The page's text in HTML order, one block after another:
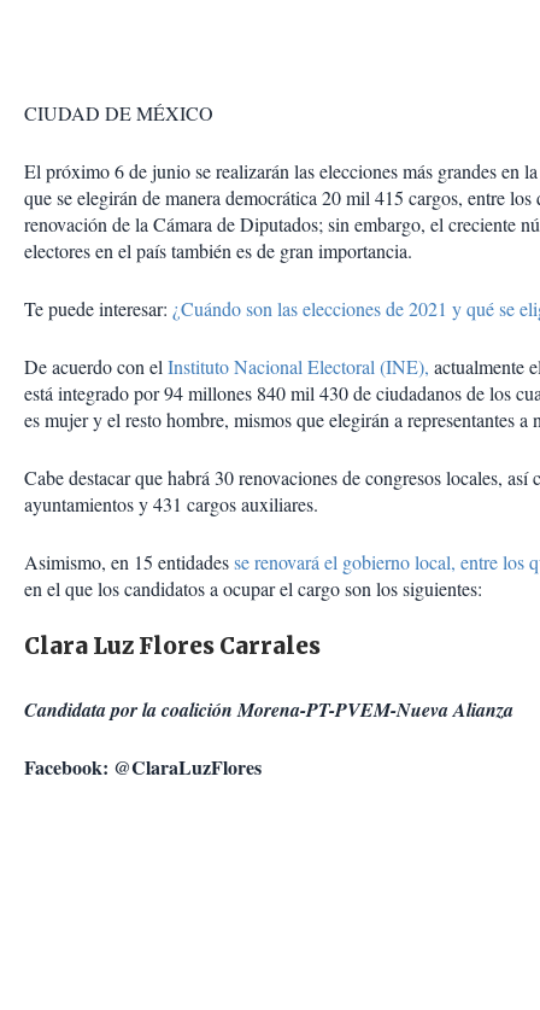
CIUDAD DE MÉXICO
El próximo 6 de junio se realizarán las elecciones más grandes en
que se elegirán de manera democrática 20 mil 415 cargos, entre los
renovación de la Cámara de Diputados; sin embargo, el creciente
electores en el país también es de gran importancia.
Te puede interesar: ¿Cuándo son las elecciones de 2021 y qué se
De acuerdo con elInstituto Nacional Electoral (INE), actualmente
está integrado por 94 millones 840 mil 430 de ciudadanos de los
es mujer y el resto hombre, mismos que elegirán a representantes
Cabe destacar que habrá 30 renovaciones de congresos locales,
ayuntamientos y 431 cargos auxiliares.
Asimismo, en 15 entidadesse renovará el gobierno local, entre los
en el que los candidatos a ocupar el cargo son los siguientes:
Clara Luz Flores Carrales
Candidata por la coalición Morena-PT-PVEM-Nueva Alianza
Facebook: @ClaraLuzFlores